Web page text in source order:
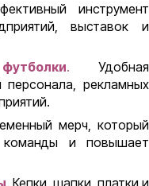
инструмент
выставок и
. Удобная
рекламных
мерч, который
и повышает